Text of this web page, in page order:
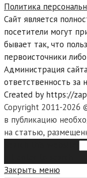
Политика
Сайт является
посетители могут
бывает так, что
первоисточники
Администрация
ответственность за
Created by https://
Copyright 2011-2026
в публикацию
на статью,
Закрыть меню